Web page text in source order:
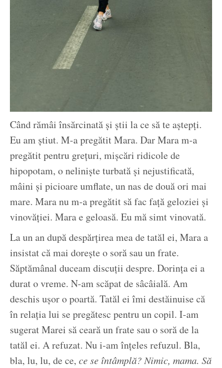
Când rămâi însărcinată și știi la ce să te aștepți.
Eu am știut. M-a pregătit Mara. Dar Mara m-a
pregătit pentru grețuri, mișcări ridicole de
hipopotam, o neliniște turbată și nejustificată,
mâini și picioare umflate, un nas de două ori mai
mare. Mara nu m-a pregătit să fac față geloziei și
vinovăției. Mara e geloasă. Eu mă simt vinovată.
La un an după despărțirea mea de tatăl ei, Mara a
insistat că mai dorește o soră sau un frate.
Săptămânal duceam discuții despre. Dorința ei a
durat o vreme. N-am scăpat de sâcâială. Am
deschis ușor o poartă. Tatăl ei îmi destăinuise că
în relația lui se pregătesc pentru un copil. I-am
sugerat Marei să ceară un frate sau o soră de la
tatăl ei. A refuzat. Nu i-am înțeles refuzul. Bla,
bla, lu, lu, de ce, ce se întâmplă? Nimic, mama. Să